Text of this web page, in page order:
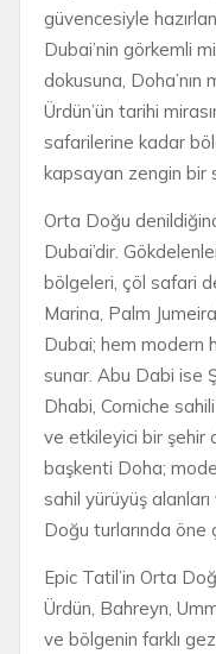
güvencesiyle
Dubai’nin görkemli
dokusuna,
Ürdün’ün tarihi
safarilerine kadar
kapsayan zengin bir
Orta Doğu
Dubai’dir.
bölgeleri, çöl safari
Marina, Palm
Dubai; hem modern
sunar. Abu Dabi ise
Dhabi, Corniche
ve etkileyici bir şehir
başkenti Doha;
sahil yürüyüş
Doğu turlarında öne
Epic Tatil’in Orta
Ürdün, Bahreyn,
ve bölgenin farklı